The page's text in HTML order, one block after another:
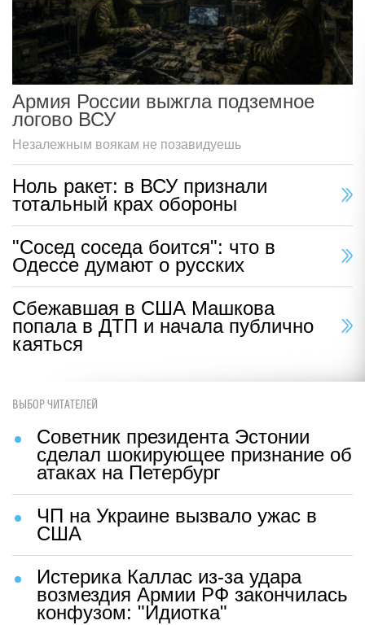
Армия России выжгла подземное
логово ВСУ
Незалежным воякам не позавидуешь
Ноль ракет: в ВСУ признали
тотальный крах обороны
"Сосед соседа боится": что в
Одессе думают о русских
Сбежавшая в США Машкова
попала в ДТП и начала публично
каяться
ВЫБОР ЧИТАТЕЛЕЙ
Советник президента Эстонии
сделал шокирующее признание об
атаках на Петербург
ЧП на Украине вызвало ужас в
США
Истерика Каллас из-за удара
возмездия Армии РФ закончилась
конфузом: "Идиотка"